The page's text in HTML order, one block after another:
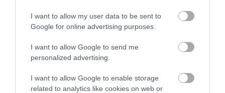
I want to allow my user data to be sent to
Google for online advertising purposes.
I want to allow Google to send me
personalized advertising.
I want to allow Google to enable storage
related to analytics like cookies on web or
TÉR
2026. AUGUSZTUS 04.